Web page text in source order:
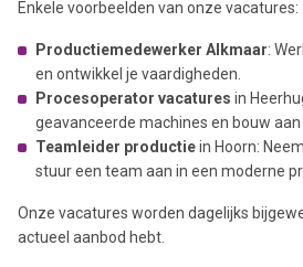
Enkele voorbeelden van onze vacatures:
Productiemedewerker Alkmaar:
en ontwikkel je vaardigheden.
Procesoperator vacatures in
geavanceerde machines en bouw aan
Teamleider productiein Hoorn:
stuur een team aan in een moderne
Onze vacatures worden dagelijks
actueel aanbod hebt.